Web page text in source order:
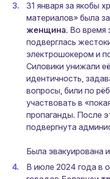
31 января за якобы
материалов» была
женщина. Во время
подверглась
электрошокером и
Силовики унижали
идентичность,
вопросы, били по
участвовать в
пропаганды. После
подвергнута
Была эвакуирована
В июле 2024 года в